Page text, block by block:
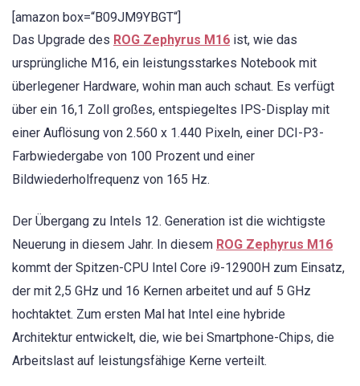
[amazon box=“B09JM9YBGT“]
Das Upgrade des ROG Zephyrus M16 ist, wie das
ursprüngliche M16, ein leistungsstarkes Notebook mit
überlegener Hardware, wohin man auch schaut. Es verfügt
über ein 16,1 Zoll großes, entspiegeltes IPS-Display mit
einer Auflösung von 2.560 x 1.440 Pixeln, einer DCI-P3-
Farbwiedergabe von 100 Prozent und einer
Bildwiederholfrequenz von 165 Hz.
Der Übergang zu Intels 12. Generation ist die wichtigste
Neuerung in diesem Jahr. In diesem ROG Zephyrus M16
kommt der Spitzen-CPU Intel Core i9-12900H zum Einsatz,
der mit 2,5 GHz und 16 Kernen arbeitet und auf 5 GHz
hochtaktet. Zum ersten Mal hat Intel eine hybride
Architektur entwickelt, die, wie bei Smartphone-Chips, die
Arbeitslast auf leistungsfähige Kerne verteilt.